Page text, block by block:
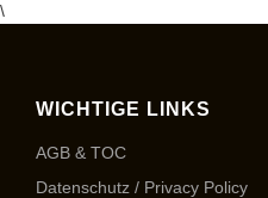
\
WICHTIGE LINKS
AGB & TOC
Datenschutz / Privacy Policy